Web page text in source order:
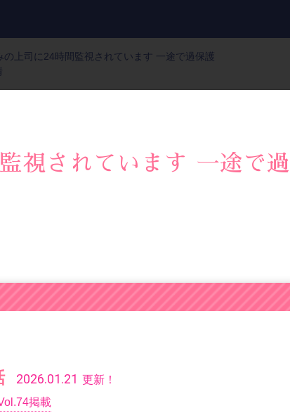
視されています 一途で
2026.01.21 更新！
掲載